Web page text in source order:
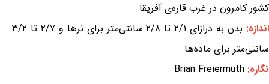
کشور کامرون در غرب قاره‌ی آفریقا
اندازه:
بدن به درازای ۲/۱ تا ۲/۸ سانتی‌متر برای نرها و ۲/۷ تا ۳/۲
سانتی‌متر برای ماده‌ها
نگاره: Brian Freiermuth